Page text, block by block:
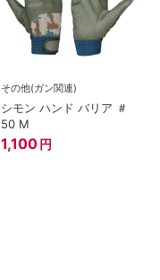
その他(ガン関連)
シモン ハンド バリア ＃
50 M
1,100 円